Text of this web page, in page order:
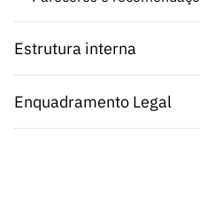
Estrutura interna
Enquadramento Legal